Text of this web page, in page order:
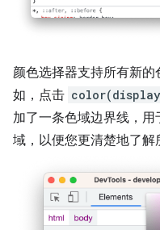
颜色选择器支持所有新
如，点击
加了一条色域边界线，用
域，以便您更清楚地了解